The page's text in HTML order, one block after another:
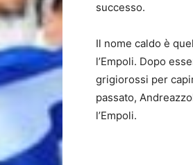
successo.
Il nome caldo è
l’Empoli. Dopo
grigiorossi per
passato,
l’Empoli.